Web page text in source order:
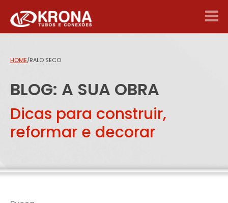
HOME/RALO SECO
BLOG: A SUA OBRA
Dicas para construir,
reformar e decorar